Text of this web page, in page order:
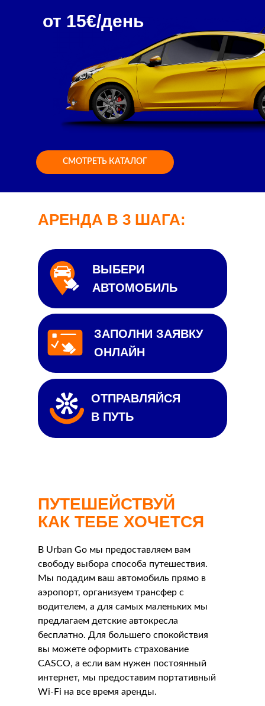
от 15€/день
СМОТРЕТЬ КАТАЛОГ
АРЕНДА В 3 ШАГА:
ВЫБЕРИ
АВТОМОБИЛЬ
ЗАПОЛНИ ЗАЯВКУ
ОНЛАЙН
ОТПРАВЛЯЙСЯ
В ПУТЬ
В Urban Go мы предоставляем вам
свободу выбора способа путешествия.
Мы подадим ваш автомобиль прямо в
аэропорт, организуем трансфер с
водителем, а для самых маленьких мы
предлагаем детские автокресла
бесплатно. Для большего спокойствия
вы можете оформить страхование
CASCO, а если вам нужен постоянный
интернет, мы предоставим портативный
Wi-Fi на все время аренды.
ПУТЕШЕЙСТВУЙ
КАК ТЕБЕ ХОЧЕТСЯ